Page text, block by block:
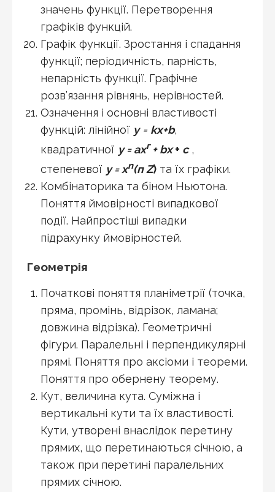
значень функції. Перетворення
графіків функцій.
Графік функції. Зростання і спадання
функції; періодичність, парність,
непарність функції. Графічне
розв’язання рівнянь, нерівностей.
Означення і основні властивості
функцій: лінійної у= kx+b,
квадратичної у = ахг+ bх+ с,
степеневої у = хn(п Z) та їх графіки.
Комбінаторика та біном Ньютона.
Поняття ймовірності випадкової
події. Найпростіші випадки
підрахунку ймовірностей.
Геометрія
Початкові поняття планіметрії (точка,
пряма, промінь, відрізок, ламана;
довжина відрізка). Геометричні
фігури. Паралельні і перпендикулярні
прямі. Поняття про аксіоми і теореми.
Поняття про обернену теорему.
Кут, величина кута. Суміжна і
вертикальні кути та їх властивості.
Кути, утворені внаслідок перетину
прямих, що перетинаються січною, а
також при перетині паралельних
прямих січною.